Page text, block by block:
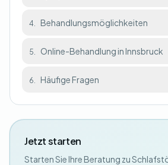
4. Behandlungsmöglichkeiten
5. Online-Behandlung in Innsbruck
6. Häufige Fragen
Jetzt starten
Starten Sie Ihre Beratung zu